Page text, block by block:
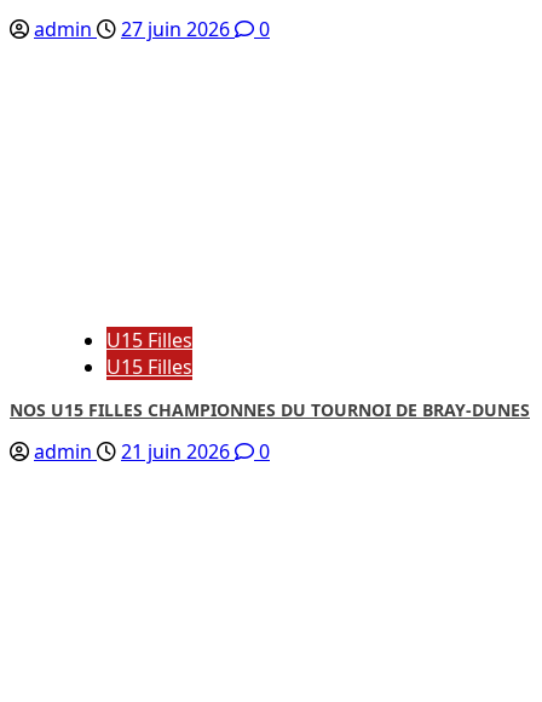
admin 27 juin 2026 0
U15 Filles
U15 Filles
NOS U15 FILLES CHAMPIONNES DU TOURNOI DE BRAY-DUNES
admin 21 juin 2026 0